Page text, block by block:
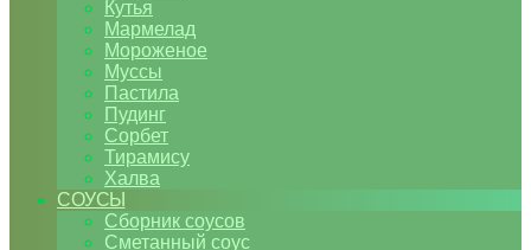
Кутья
Мармелад
Мороженое
Муссы
Пастила
Пудинг
Сорбет
Тирамису
Халва
СОУСЫ
Сборник соусов
Сметанный соус